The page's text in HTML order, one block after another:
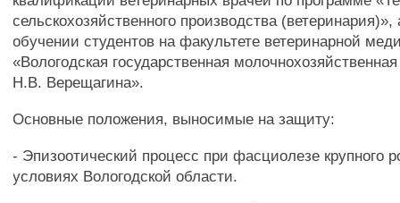
сельскохозяйственного производства (ветеринария)»,
обучении студентов на факультете ветеринарной
«Вологодская государственная
Н.В. Верещагина».
Основные положения, выносимые на защиту:
- Эпизоотический процесс при фасциолезе крупного
условиях Вологодской области.